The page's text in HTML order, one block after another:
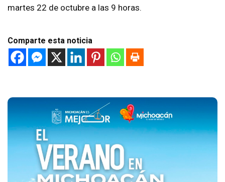
martes 22 de octubre a las 9 horas.
Comparte esta noticia